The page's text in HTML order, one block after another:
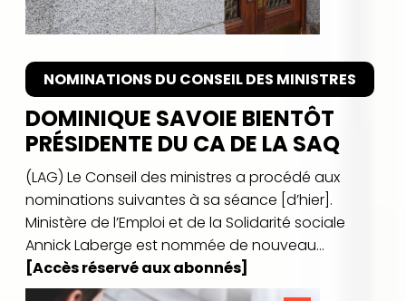
NOMINATIONS DU CONSEIL DES MINISTRES
DOMINIQUE SAVOIE BIENTÔT
PRÉSIDENTE DU CA DE LA SAQ
(LAG) Le Conseil des ministres a procédé aux
nominations suivantes à sa séance [d’hier].
Ministère de l’Emploi et de la Solidarité sociale
Annick Laberge est nommée de nouveau...
[Accès réservé aux abonnés]